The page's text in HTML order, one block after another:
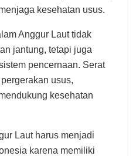
kesehatan usus.
Anggur Laut tidak
jantung, tetapi juga
pencernaan. Serat
usus,
kesehatan
Laut harus menjadi
karena memiliki